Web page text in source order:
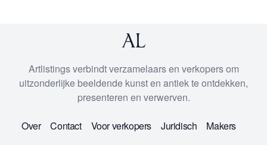
Artlistings verbindt verzamelaars en verkopers om
uitzonderlijke beeldende kunst en antiek te ontdekken,
presenteren en verwerven.
Over Contact Voor verkopers Juridisch Makers